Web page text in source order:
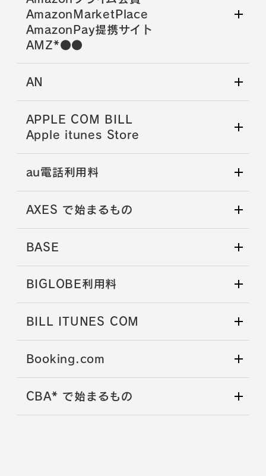
AmazonMarketPlace
AmazonPay提携サイト
AMZ*●●
AN
APPLE COM BILL
Apple itunes Store
au電話利用料
AXES で始まるもの
BASE
BIGLOBE利用料
BILL ITUNES COM
Booking.com
CBA* で始まるもの